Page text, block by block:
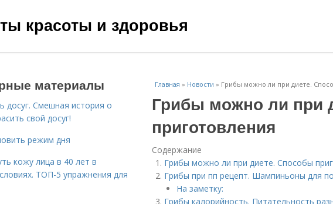
красоты и здоровья
Главная » Новости » Грибы можно ли при диете.
Грибы можно ли при
приготовления
Содержание
Грибы можно ли при диете. Способы
Грибы при пп рецепт. Шампиньоны для
На заметку:
Грибы калорийность. Питательность
материалы
досуг. Смешная история о
свой досуг!
режим дня
кожу лица в 40 лет в
ТОП-5 упражнения для